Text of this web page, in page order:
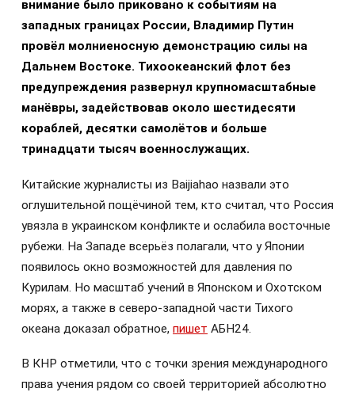
внимание было приковано к событиям на
западных границах России, Владимир Путин
провёл молниеносную демонстрацию силы на
Дальнем Востоке. Тихоокеанский флот без
предупреждения развернул крупномасштабные
манёвры, задействовав около шестидесяти
кораблей, десятки самолётов и больше
тринадцати тысяч военнослужащих.
Китайские журналисты из Baijiahao назвали это
оглушительной пощёчиной тем, кто считал, что Россия
увязла в украинском конфликте и ослабила восточные
рубежи. На Западе всерьёз полагали, что у Японии
появилось окно возможностей для давления по
Курилам. Но масштаб учений в Японском и Охотском
морях, а также в северо-западной части Тихого
океана доказал обратное, пишет АБН24.
В КНР отметили, что с точки зрения международного
права учения рядом со своей территорией абсолютно